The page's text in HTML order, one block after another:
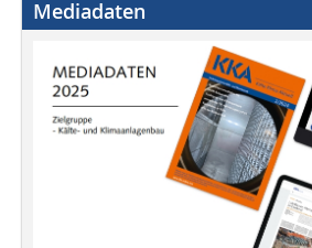
Mediadaten